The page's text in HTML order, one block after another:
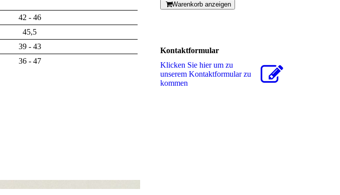
42 - 46
45,5
39 - 43
36 - 47
Warenkorb anzeigen
Kontaktformular
Klicken Sie hier um zu
unserem Kon­takt­for­mu­lar zu
kommen